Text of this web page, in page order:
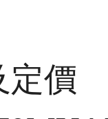
定價